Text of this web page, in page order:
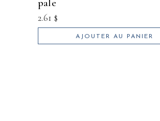
pale
2.61 $
AJOUTER AU PANIER